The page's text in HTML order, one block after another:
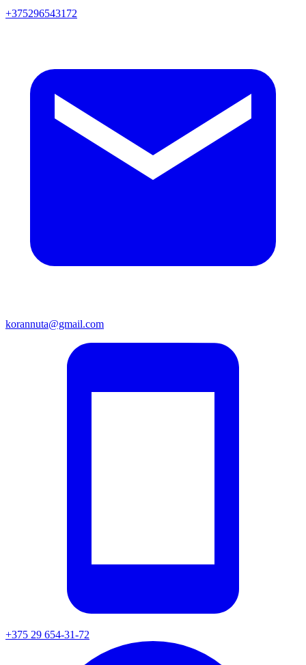
+375296543172
korannuta@gmail.com
+375 29 654-31-72